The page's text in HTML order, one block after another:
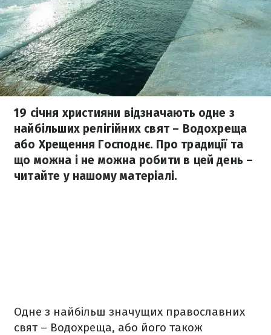
19 січня християни відзначають одне з
найбільших релігійних свят – Водохреща
або Хрещення Господнє. Про традиції та
що можна і не можна робити в цей день –
читайте у нашому матеріалі.
Одне з найбільш значущих православних
свят – Водохреща, або його також